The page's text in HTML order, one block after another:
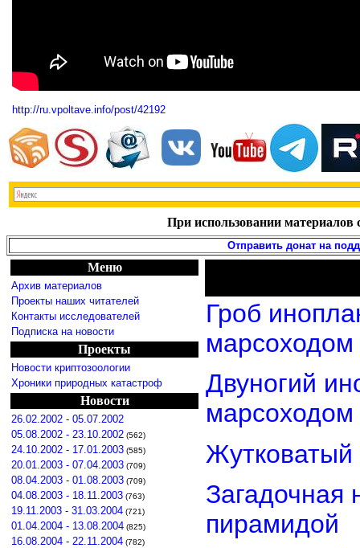
http://ru.vpoltave.info/post/42192
При использовании материалов
Отправить донат на
Меню
Архив материалов
Проекты наших читателей
Контакты исследователей
Подписка на новости
Проекты
Новости криптозоологии
Хроники природных катастроф
Новости
26.02.2002 - 05.07.2002
05.08.2002 - 23.10.2002 (562)
24.10.2002 - 17.01.2003 (585)
20.01.2003 - 07.04.2003 (709)
08.04.2003 - 01.08.2003 (709)
04.08.2003 - 18.11.2003 (763)
19.11.2003 - 31.03.2004 (721)
01.04.2004 - 13.08.2004 (825)
16.08.2004 - 22.11.2004 (782)
Гроб
марсоходом
Двуногий
марсоходом
Загадочная
пирамидой